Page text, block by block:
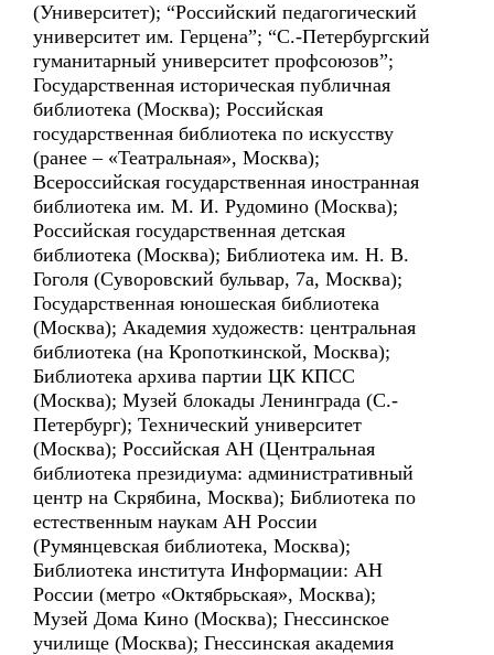
(Университет); “Российский педагогический
университет им. Герцена”; “С.-Петербургский
гуманитарный университет профсоюзов”;
Государственная историческая публичная
библиотека (Москва); Российская
государственная библиотека по искусству
(ранее – «Театральная», Москва);
Всероссийская государственная иностранная
библиотека им. М. И. Рудомино (Москва);
Российская государственная детская
библиотека (Москва); Библиотека им. Н. В.
Гоголя (Суворовский бульвар, 7а, Москва);
Государственная юношеская библиотека
(Москва); Академия художеств: центральная
библиотека (на Кропоткинской, Москва);
Библиотека архива партии ЦК КПСС
(Москва); Музей блокады Ленинграда (С.-
Петербург); Технический университет
(Москва); Российская АН (Центральная
библиотека президиума: административный
центр на Скрябина, Москва); Библиотека по
естественным наукам АН России
(Румянцевская библиотека, Москва);
Библиотека института Информации: АН
России (метро «Октябрьская», Москва);
Музей Дома Кино (Москва); Гнессинское
училище (Москва); Гнессинская академия